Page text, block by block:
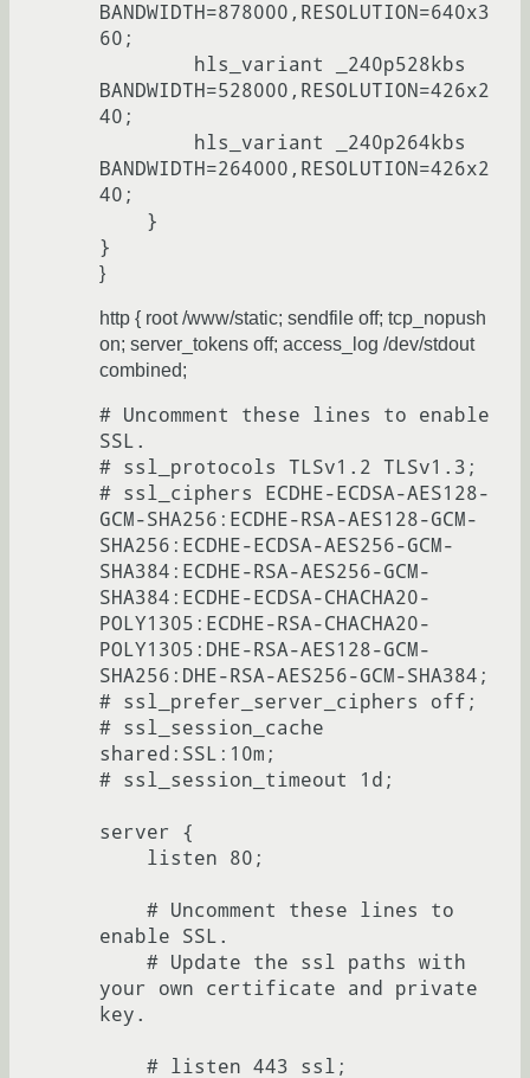
BANDWIDTH=878000,RESOLUTION=640x3
60;
BANDWIDTH=528000,RESOLUTION=426x2
40;
BANDWIDTH=264000,RESOLUTION=426x2
40;
}
http { root /www/static; sendfile off; tcp_nopush
on; server_tokens off; access_log /dev/stdout
combined;
# Uncomment these lines to enable
SSL.
# ssl_protocols TLSv1.2 TLSv1.3;
# ssl_ciphers ECDHE-ECDSA-AES128-
GCM-SHA256:ECDHE-RSA-AES128-GCM-
SHA256:ECDHE-ECDSA-AES256-GCM-
SHA384:ECDHE-RSA-AES256-GCM-
SHA384:ECDHE-ECDSA-CHACHA20-
POLY1305:ECDHE-RSA-CHACHA20-
POLY1305:DHE-RSA-AES128-GCM-
SHA256:DHE-RSA-AES256-GCM-SHA384;
# ssl_prefer_server_ciphers off;
# ssl_session_cache
shared:SSL:10m;
# ssl_session_timeout 1d;
server {
enable SSL.
your own certificate and private
key.